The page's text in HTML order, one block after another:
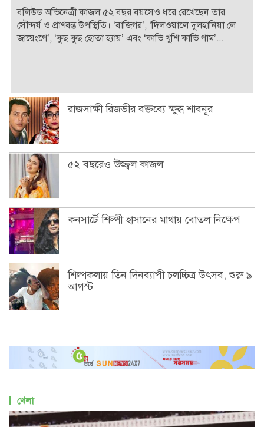
বলিউড অভিনেত্রী কাজল ৫২ বছর বয়সেও ধরে রেখেছেন তার
সৌন্দর্য ও প্রাণবন্ত উপস্থিতি। ‘বাজিগর’, ‘দিলওয়ালে দুলহানিয়া লে
জায়েংগে’, ‘কুছ কুছ হোতা হ্যায়’ এবং ‘কাভি খুশি কাভি গাম’...
রাজসাক্ষী রিজভীর বক্তব্যে ক্ষুব্ধ শাবনূর
৫২ বছরেও উজ্জ্বল কাজল
কনসার্টে শিল্পী হাসানের মাথায় বোতল নিক্ষেপ
শিল্পকলায় তিন দিনব্যাপী চলচ্চিত্র উৎসব, শুরু ৯
আগস্ট
খেলা